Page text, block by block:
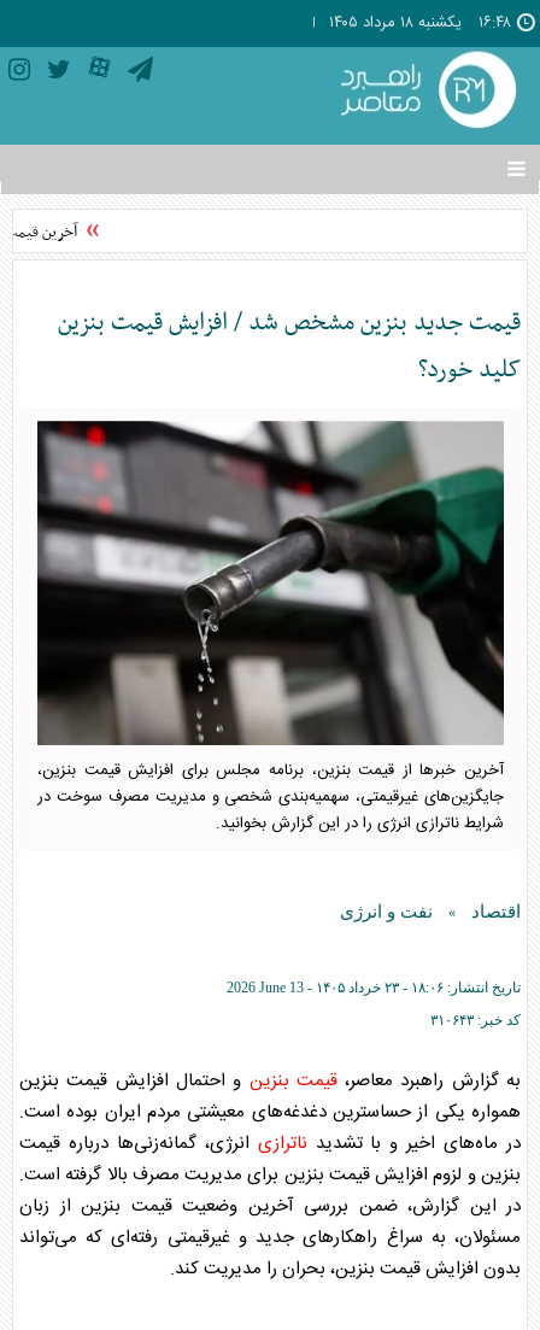
۱۶:۴۸ يکشنبه ۱۸ مرداد ۱۴۰۵
تغییر
وضعیت
منوی
ها
آخرین قیمت جدید گوشت قرمز
قیمت جدید بنزین مشخص شد / افزایش قیمت بنزین
کلید خورد؟
آخرین خبر‌ها از قیمت بنزین، برنامه مجلس برای افزایش قیمت بنزین،
جایگزین‌های غیرقیمتی، سهمیه‌بندی شخصی و مدیریت مصرف سوخت در
شرایط ناترازی انرژی را در این گزارش بخوانید.
اقتصاد » نفت و انرژی
تاریخ انتشار: ۱۸:۰۶ - ۲۳ خرداد ۱۴۰۵ -
2026 June 13
کد خبر: ۳۱۰۶۴۳
به گزارش راهبرد معاصر،قیمت بنزین و احتمال افزایش قیمت بنزین
همواره یکی از حساسترین دغدغه‌های معیشتی مردم ایران بوده است.
در ماه‌های اخیر و با تشدید ناترازی انرژی، گمانه‌زنی‌ها درباره قیمت
بنزینو لزوم افزایشقیمت بنزین برای مدیریت مصرف بالا گرفته است.
در این گزارش، ضمن بررسی آخرین وضعیتقیمت بنزین از زبان
مسئولان، به سراغ راهکار‌های جدید و غیرقیمتی رفته‌ای که می‌تواند
بدون افزایشقیمت بنزین، بحران را مدیریت کند.